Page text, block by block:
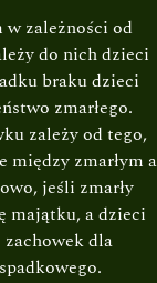
w zależności od
do nich dzieci
braku dzieci
zmarłego.
zależy od tego,
między zmarłym a
jeśli zmarły
majątku, a dzieci
zachowek dla